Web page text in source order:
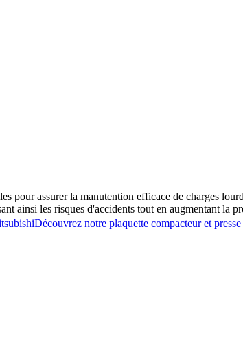
pour assurer la manutention efficace de charges
ainsi les risques d'accidents tout en
adaptés aux besoins spécifiques de votre
modèles, manuels ou électriques, permettant
permettent de manipuler des charges
avec des allées étroites.
pourquoi nos gerbeurs de palettes neuf sont
des palettes, réduisant les risques d’accidents
leur productivité.
Découvrez notre plaquette compacteur et presse